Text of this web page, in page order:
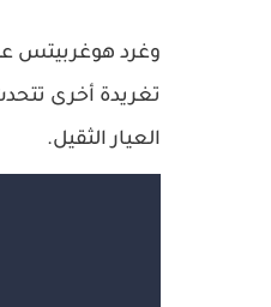
وغرد هوغربيتس
تغريدة أخرى
العيار الثقيل.